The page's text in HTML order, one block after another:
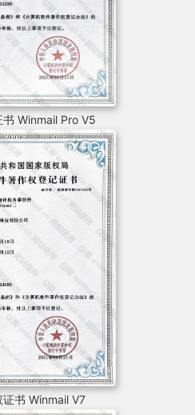
Winmail Pro V5
书 Winmail V7